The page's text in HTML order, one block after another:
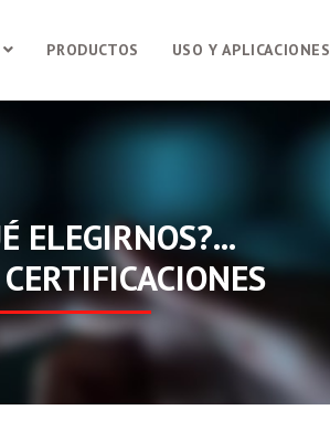
PRODUCTOS USO Y APLICACIONES
ELEGIRNOS?...